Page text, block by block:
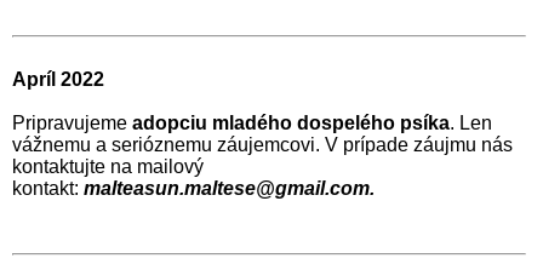
Apríl 2022
Pripravujeme adopciu mladého dospelého psíka. Len
vážnemu a serióznemu záujemcovi. V prípade záujmu nás
kontaktujte na mailový
kontakt: malteasun.maltese@gmail.com.